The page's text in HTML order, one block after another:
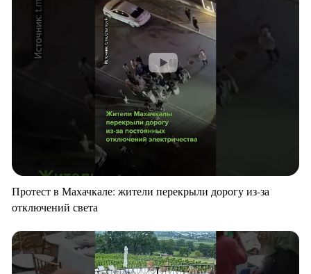
Протест в Махачкале: жители перекрыли дорогу из-за
отключений света